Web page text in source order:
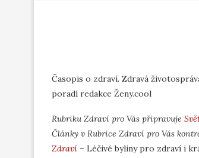
Časopis o zdraví. Zdravá
poradí redakce Ženy.cool
Rubriku Zdraví pro Vás připravuje
Články v Rubrice Zdraví pro Vás
Zdraví – Léčivé byliny pro zdraví i